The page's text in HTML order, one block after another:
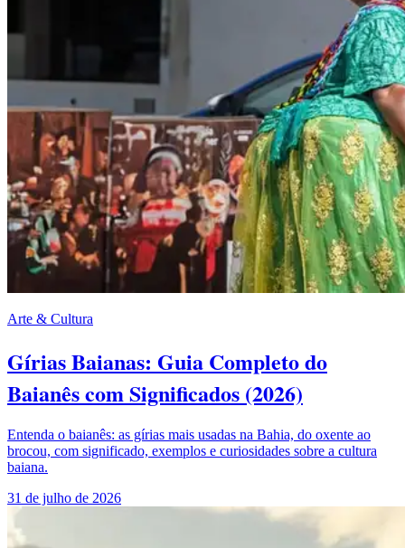
Arte & Cultura
Gírias Baianas: Guia Completo do
Baianês com Significados (2026)
Entenda o baianês: as gírias mais usadas na Bahia, do oxente ao
brocou, com significado, exemplos e curiosidades sobre a cultura
baiana.
31 de julho de 2026